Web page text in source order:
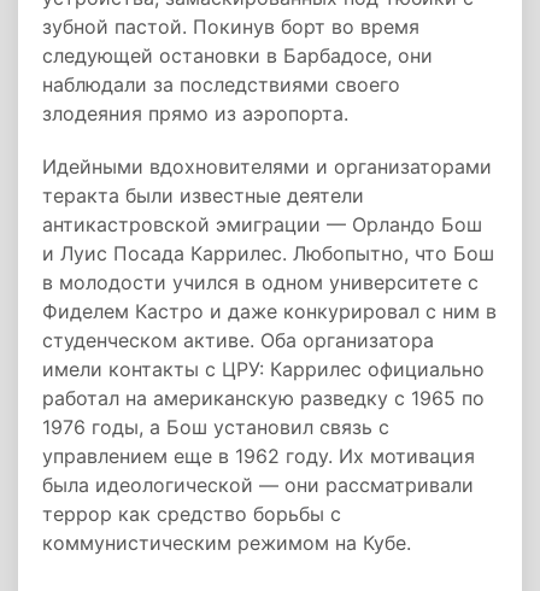
зубной пастой. Покинув борт во время
следующей остановки в Барбадосе, они
наблюдали за последствиями своего
злодеяния прямо из аэропорта.
Идейными вдохновителями и организаторами
теракта были известные деятели
антикастровской эмиграции — Орландо Бош
и Луис Посада Каррилес. Любопытно, что Бош
в молодости учился в одном университете с
Фиделем Кастро и даже конкурировал с ним в
студенческом активе. Оба организатора
имели контакты с ЦРУ: Каррилес официально
работал на американскую разведку с 1965 по
1976 годы, а Бош установил связь с
управлением еще в 1962 году. Их мотивация
была идеологической — они рассматривали
террор как средство борьбы с
коммунистическим режимом на Кубе.